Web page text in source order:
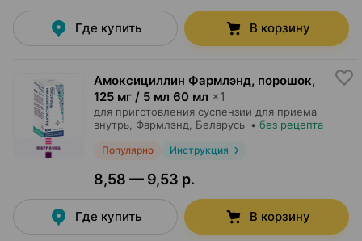
Где купить В корзину
Амоксициллин Фармлэнд, порошок,
125 мг / 5 мл 60 мл ×1
для приготовления суспензии для приема
внутрь, Фармлэнд , Беларусь • без рецепта
Популярно Инструкция
8,58 — 9,53 р.
Где купить В корзину